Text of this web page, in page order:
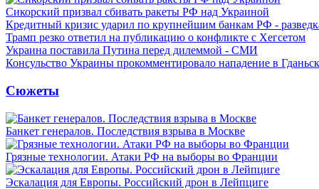
Сикорский призвал сбивать ракеты РФ над Украиной
Кредитный кризис ударил по крупнейшим банкам РФ -
Трамп резко ответил на публикацию о конфликте с Хегсетом
Украина поставила Путина перед дилеммой - СМИ
Консульство Украины прокомментировало нападение в
Сюжеты
Банкет генералов. Последствия взрыва в Москве
Грязные технологии. Атаки РФ на выборы во Франции
Эскалация для Европы. Российский дрон в Лейпциге